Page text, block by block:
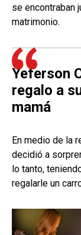
se encontraban
matrimonio.
Yeferson
regalo a
mamá
En medio de la
decidió a
lo tanto,
regalarle un